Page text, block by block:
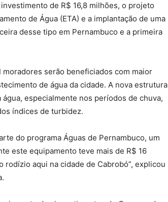
de R$ 16,8 milhões, o projeto
de Água (ETA) e a implantação de uma
desse tipo em Pernambuco e a primeira
serão beneficiados com maior
de água da cidade. A nova estrutura
especialmente nos períodos de chuva,
índices de turbidez.
do programa Águas de Pernambuco, um
este equipamento teve mais de R$ 16
aqui na cidade de Cabrobó”, explicou